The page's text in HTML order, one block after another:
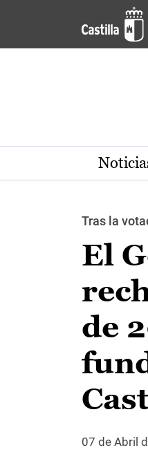
Pasar al contenido principal
Tras la
El
de
07 de Abril